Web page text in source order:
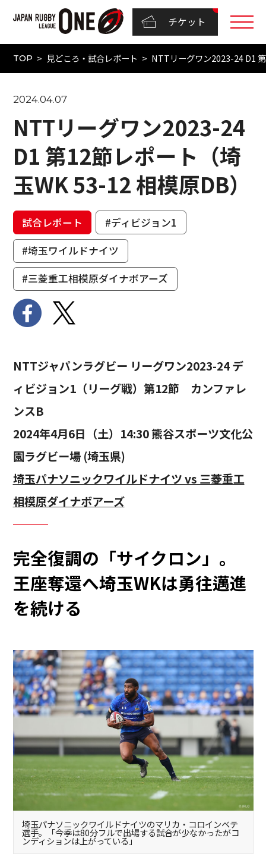
チケット
TOP 見どころ・試合レポート NTTリーグワン2023-24 D1
2024.04.07
NTTリーグワン2023-24
D1 第12節レポート（埼
玉WK 53-12 相模原DB）
試合レポート
#ディビジョン1
#埼玉ワイルドナイツ
#三菱重工相模原ダイナボアーズ
NTTジャパンラグビー リーグワン2023-24 デ
ィビジョン1（リーグ戦）第12節 カンファレ
ンスB
2024年4月6日（土）14:30 熊谷スポーツ文化公
園ラグビー場 (埼玉県)
埼玉パナソニックワイルドナイツ vs 三菱重工
相模原ダイナボアーズ
完全復調の「サイクロン」。
王座奪還へ埼玉WKは勇往邁進
を続ける
埼玉パナソニックワイルドナイツのマリカ・コロインベテ
選手。「今季は80分フルで出場する試合が少なかったがコ
ンディションは上がっている」